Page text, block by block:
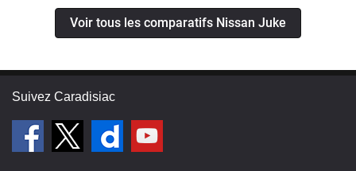
Voir tous les comparatifs Nissan Juke
Suivez Caradisiac